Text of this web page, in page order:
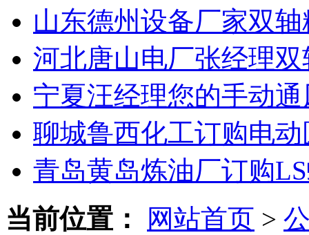
山东德州设备厂家双
河北唐山电厂张经理
宁夏汪经理您的手动
聊城鲁西化工订购电
青岛黄岛炼油厂订购
当前位置：
网站首页 >